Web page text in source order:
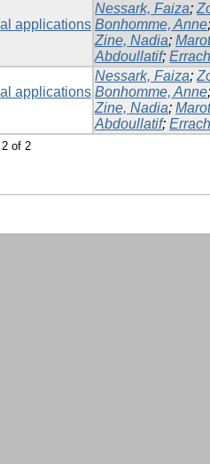
applications
Nessark, Faiza;
Bonhomme, Anne;
Zine, Nadia;
Abdoullatif;
applications
Nessark, Faiza;
Bonhomme, Anne;
Zine, Nadia;
Abdoullatif;
of 2